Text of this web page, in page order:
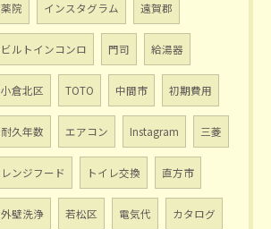
薬院 インスタグラム 遠賀郡
ビルトインコンロ 門司 給湯器
小倉北区 TOTO 中間市 初期費用
耐久年数 エアコン Instagram 三菱
レンジフード トイレ交換 直方市
外壁洗浄 若松区 電気代 カタログ